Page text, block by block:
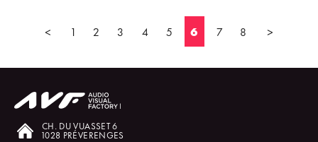
< 1 2 3 4 5 6 7 8 >
CH. DU VUASSET 6
1028 PRÉVERENGES